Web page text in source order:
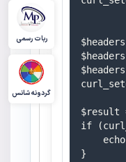
$result
if
}
ربات رسمی
گردونه شانس